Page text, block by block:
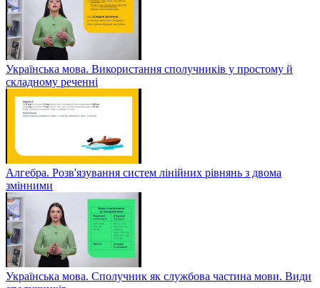
Українська мова. Використання сполучників у простому й
складному реченні
Алгебра. Розв'язування систем лінійних рівнянь з двома
змінними
Українська мова. Сполучник як службова частина мови. Види